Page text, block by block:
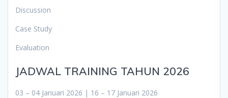
Discussion
Case Study
Evaluation
JADWAL TRAINING TAHUN 2026
03 – 04 Januari 2026 | 16 – 17 Januari 2026